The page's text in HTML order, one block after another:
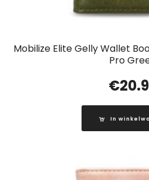
Mobilize Elite Gelly Wallet
Pro
€
In